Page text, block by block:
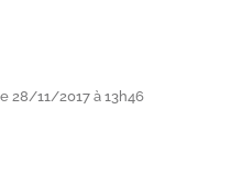
28/11/2017 à 13h46